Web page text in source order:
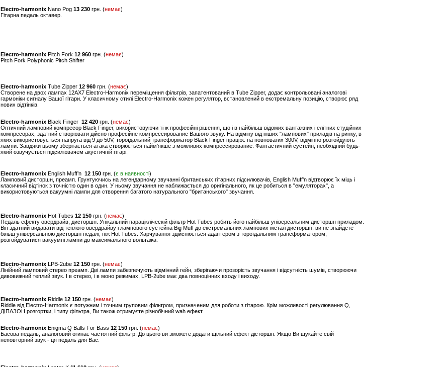
Electro-harmonix Nano Pog 13 230 грн. (немає)
Гітарна педаль октавер.
Electro-harmonix Pitch Fork 12 960 грн. (немає)
Pitch Fork Polyphonic Pitch Shifter
Electro-harmonix Tube Zipper 12 960 грн. (немає)
Створене на двох лампах 12AX7 Electro-Harmonix переміщення фільтрів, запатентований в Tube Zipper, додає контрольовані аналогові
гармоніки сигналу Вашої гітари. У класичному стилі Electro-Harmonix кожен регулятор, встановлений в екстремальну позицію, створює ряд
нових відтінків.
Electro-harmonix Black Finger 12 420 грн. (немає)
Оптичний ламповий компресор Black Finger, використовуючи ті ж професійні рішення, що і в найбільш відомих вантажних і елітних студійних
компресорах, здатний створювати дійсно професійне компрессирование Вашого звуку. На відміну від інших "лампових" приладів на ринку, в
яких використовується напруга від 9 до 50V, тороїдальний трансформатор Black Finger працює на повновагих 300V, відмінно розгойдують
лампи. Завдяки цьому зберігається атака створюється найм'якше з можливих компрессирование. Фантастичний сустейн, необхідний будь-
який озвучується підсилювачем акустичній гітарі.
Electro-harmonix English Muff’n 12 150 грн. (є в наявності)
Ламповий дисторшн, преамп. Грунтуючись на легендарному звучанні британських гітарних підсилювачів, English Muff'n відтворює їх міць і
класичний відтінок з точністю один в один. У ньому звучання не наближається до оригінального, як це робиться в "емуляторах", а
використовуються вакуумні лампи для створення багатого натурального "британського" звучання.
Electro-harmonix Hot Tubes 12 150 грн. (немає)
Педаль ефекту овердрайв, дисторшн. Унікальний парацікліческій фільтр Hot Tubes робить його найбільш універсальним дисторшн приладом.
Він здатний видавати від теплого овердрайву і лампового сустейна Big Muff до екстремальних лампових метал дисторшн, ви не знайдете
більш універсальною дисторшн педалі, ніж Hot Tubes. Харчування здійснюється адаптером з тороїдальним трансформатором,
розгойдуватися вакуумні лампи до максимального вольтажа.
Electro-harmonix LPB-2ube 12 150 грн. (немає)
Лінійний ламповий стерео преамп. Дві лампи забезпечують відмінний гейн, зберігаючи прозорість звучання і відсутність шумів, створюючи
дивовижний теплий звук. І в стерео, і в моно режимах, LPB-2ube має два повноцінних входу і виходу.
Electro-harmonix Riddle 12 150 грн. (немає)
Riddle від Electro-Harmonix є потужним і точним груповим фільтром, призначеним для роботи з гітарою. Крім можливості регулювання Q,
ДІПАЗОН розгортки, і типу фільтра, Ви також отримуєте різнобічний wah ефект.
Electro-harmonix Enigma Q Balls For Bass 12 150 грн. (немає)
Басова педаль, аналоговий огинає частотний фільтр. До цього ви зможете додати щільний ефект дісторшн. Якщо Ви шукайте свій
неповторний звук - ця педаль для Вас.